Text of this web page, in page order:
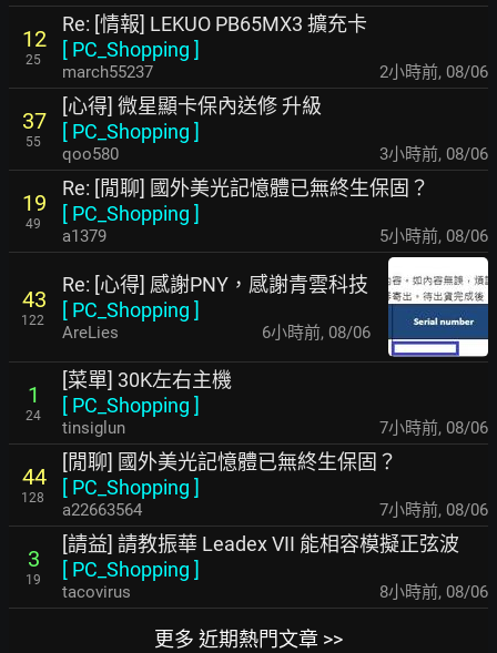
12
25
Re: [情報] LEKUO PB65MX3 擴充卡
[ PC_Shopping ]
march55237 2小時前, 08/06
37
55
[心得] 微星顯卡保內送修 升級
[ PC_Shopping ]
qoo580 3小時前, 08/06
19
49
Re: [閒聊] 國外美光記憶體已無終生保固？
[ PC_Shopping ]
a1379 5小時前, 08/06
43
122
Re: [心得] 感謝PNY，感謝青雲科技
[ PC_Shopping ]
AreLies 6小時前, 08/06
1
24
[菜單] 30K左右主機
[ PC_Shopping ]
tinsiglun 7小時前, 08/06
44
128
[閒聊] 國外美光記憶體已無終生保固？
[ PC_Shopping ]
a22663564 7小時前, 08/06
3
19
[請益] 請教振華 Leadex VII 能相容模擬正弦波
[ PC_Shopping ]
tacovirus 8小時前, 08/06
更多 近期熱門文章 >>